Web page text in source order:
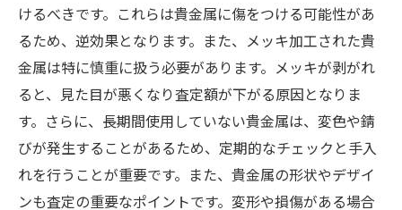
けるべきです。これらは貴金属に傷をつける可能性があ
るため、逆効果となります。また、メッキ加工された貴
金属は特に慎重に扱う必要があります。メッキが剥がれ
ると、見た目が悪くなり査定額が下がる原因となりま
す。さらに、長期間使用していない貴金属は、変色や錆
びが発生することがあるため、定期的なチェックと手入
れを行うことが重要です。また、貴金属の形状やデザイ
ンも査定の重要なポイントです。変形や損傷がある場合